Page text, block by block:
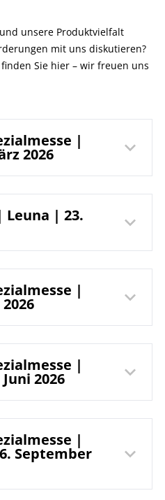
unsere Produktvielfalt
mit uns diskutieren?
Sie hier – wir freuen uns
|
2026
Leuna | 23.
kostenfrei.
|
|
2026
|
September